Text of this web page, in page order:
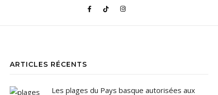
ARTICLES RÉCENTS
Les plages du Pays basque autorisées aux